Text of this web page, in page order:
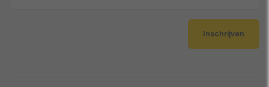
Inschrijven